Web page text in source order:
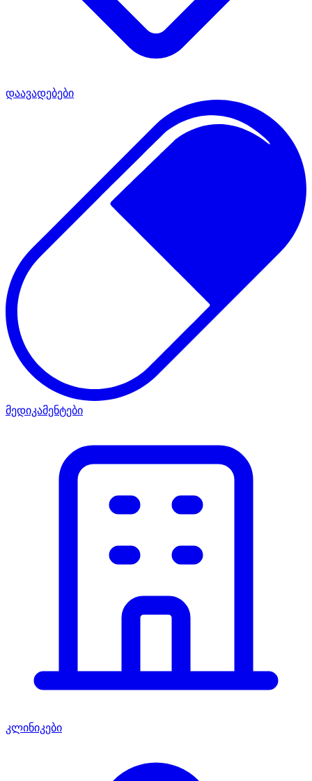
დაავადებები
მედიკამენტები
კლინიკები